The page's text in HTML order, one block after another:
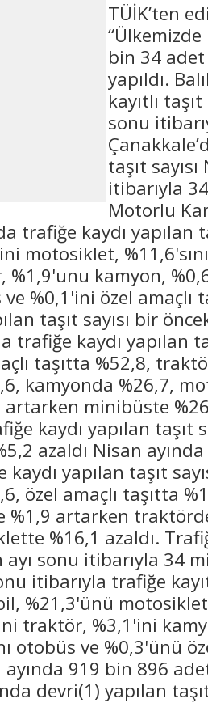
TÜİK’ten
bin 34 adet
yapıldı.
kayıtlı
sonu
taşıt
itibarıyla
Motorlu
trafiğe kaydı yapılan
motosiklet,
kamyon,
%0,1'ini özel amaçlı
taşıt sayısı bir
trafiğe kaydı yapılan
taşıtta %52,8,
kamyonda %26,7,
minibüste
kaydı yapılan taşıt
azaldı Nisan ayında
kaydı yapılan taşıt
özel amaçlı taşıtta
%1,9 artarken
%16,1 azaldı.
ayı sonu itibarıyla 34
itibarıyla trafiğe
%21,3'ünü
traktör, %3,1'ini
otobüs ve %0,3'ünü
919 bin 896
devri(1) yapılan